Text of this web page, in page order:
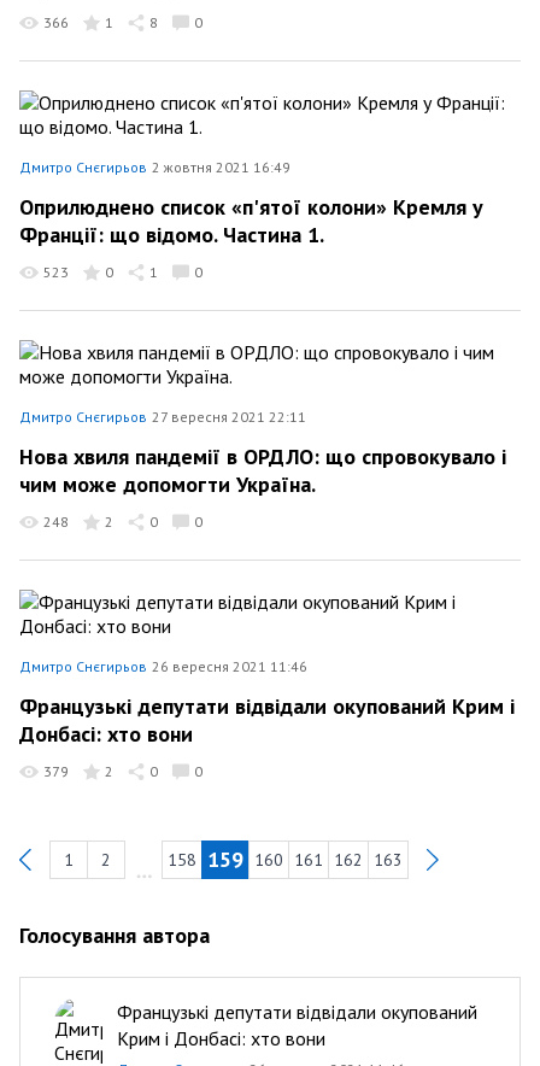
366 1 8 0
Дмитро Снєгирьов 2 жовтня 2021 16:49
Оприлюднено список «п'ятої колони» Кремля у
Франції: що відомо. Частина 1.
523 0 1 0
Дмитро Снєгирьов 27 вересня 2021 22:11
Нова хвиля пандемії в ОРДЛО: що спровокувало і
чим може допомогти Україна.
248 2 0 0
Дмитро Снєгирьов 26 вересня 2021 11:46
Французькі депутати відвідали окупований Крим і
Донбасі: хто вони
379 2 0 0
Previous
1 2 158 159 160 161 162 163
Голосування автора
Французькі депутати відвідали окупований
Крим і Донбасі: хто вони